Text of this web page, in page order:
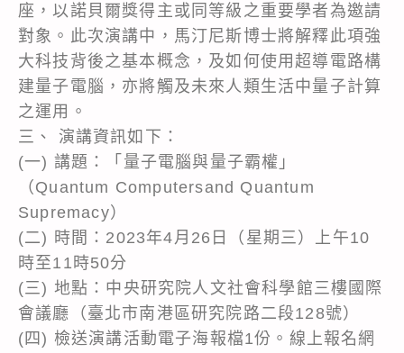
座，以諾貝爾獎得主或同等級之重要學者為邀請
對象。此次演講中，馬汀尼斯博士將解釋此項強
大科技背後之基本概念，及如何使用超導電路構
建量子電腦，亦將觸及未來人類生活中量子計算
之運用。
三、 演講資訊如下：
(一) 講題：「量子電腦與量子霸權」
（Quantum Computersand Quantum
Supremacy）
(二) 時間：2023年4月26日（星期三）上午10
時至11時50分
(三) 地點：中央研究院人文社會科學館三樓國際
會議廳（臺北市南港區研究院路二段128號）
(四) 檢送演講活動電子海報檔1份。線上報名網